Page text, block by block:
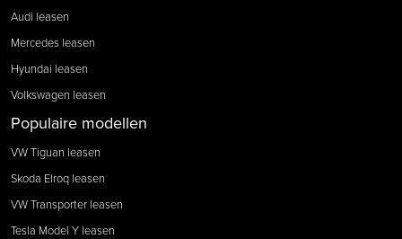
Audi leasen
Mercedes leasen
Hyundai leasen
Volkswagen leasen
Populaire modellen
VW Tiguan leasen
Skoda Elroq leasen
VW Transporter leasen
Tesla Model Y leasen